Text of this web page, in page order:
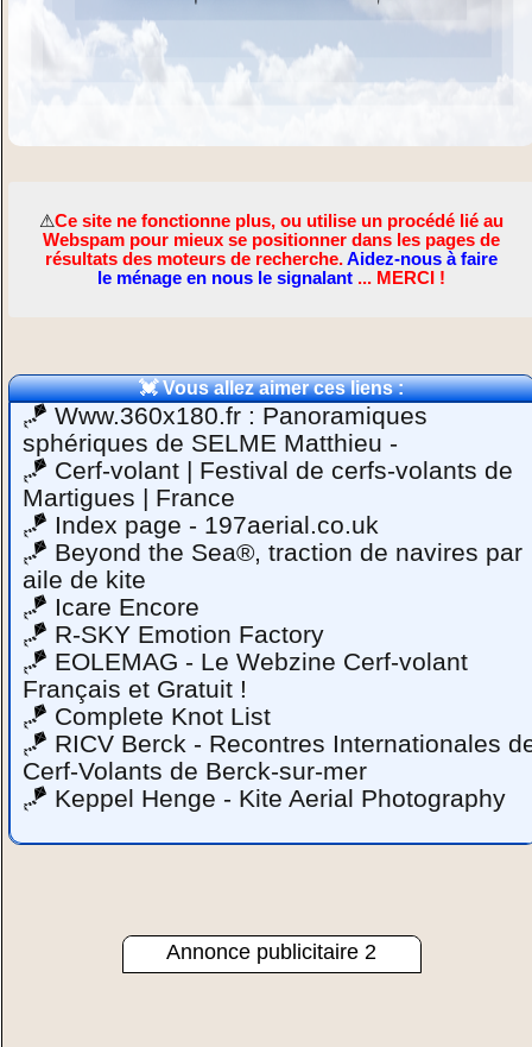
⚠Ce site ne fonctionne plus, ou utilise un procédé lié au
Webspam pour mieux se positionner dans les pages de
résultats des moteurs de recherche.Aidez-nous à faire
le ménage en nous le signalant ... MERCI !
💓 Vous allez aimer ces liens :
🪁Www.360x180.fr : Panoramiques
sphériques de SELME Matthieu -
🪁 Cerf-volant | Festival de cerfs-volants de
Martigues | France
🪁 Index page - 197aerial.co.uk
🪁 Beyond the Sea®, traction de navires par
aile de kite
🪁 Icare Encore
🪁 R-SKY Emotion Factory
🪁 EOLEMAG - Le Webzine Cerf-volant
Français et Gratuit !
🪁 Complete Knot List
🪁 RICV Berck - Recontres Internationales
Cerf-Volants de Berck-sur-mer
🪁 Keppel Henge - Kite Aerial Photography
Annonce publicitaire 2